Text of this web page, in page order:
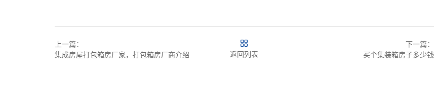
上一篇：
集成房屋打包箱房厂家，打包箱房厂商介绍
返回列表
下一篇：
买个集装箱房子多少钱